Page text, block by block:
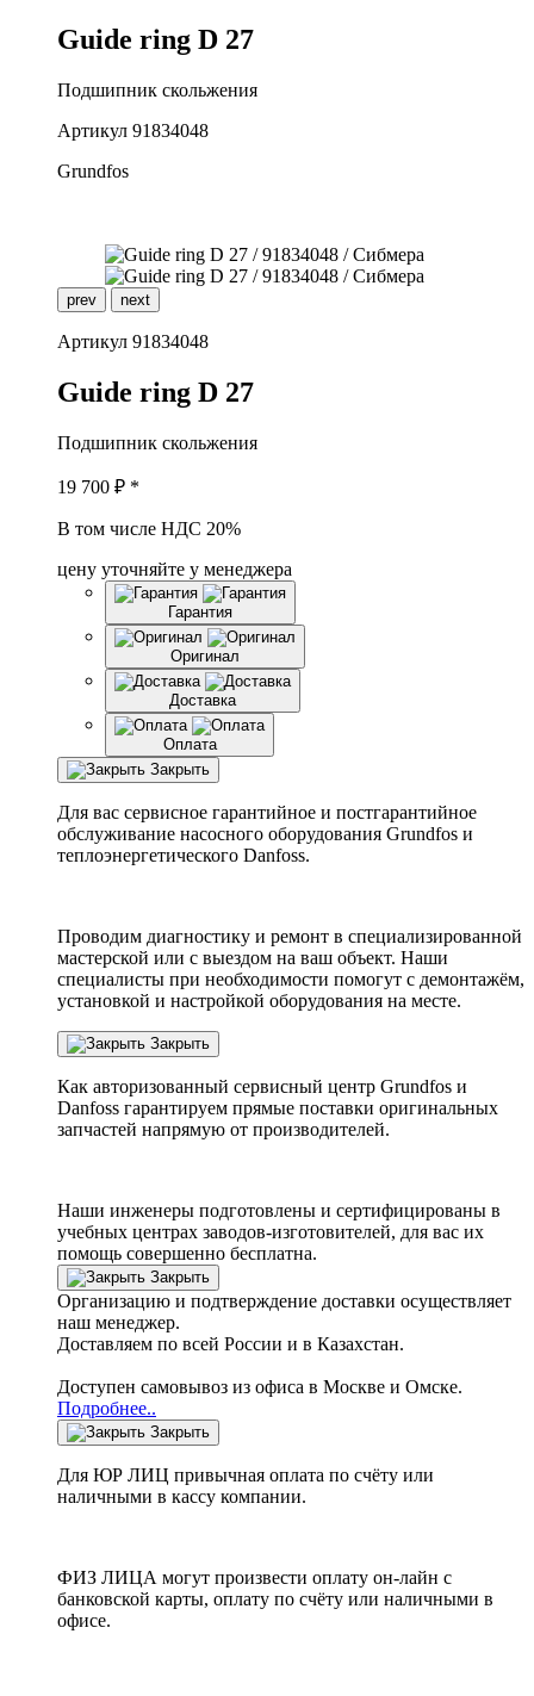
Guide ring D 27
Подшипник скольжения
Артикул 91834048
Grundfos
prev next
Артикул 91834048
Guide ring D 27
Подшипник скольжения
19 700 ₽ *
В том числе НДС 20%
цену уточняйте у менеджера
Гарантия
Оригинал
Доставка
Оплата
Закрыть
Для вас сервисное гарантийное и постгарантийное
обслуживание насосного оборудования Grundfos и
теплоэнергетического Danfoss.
Проводим диагностику и ремонт в специализированной
мастерской или с выездом на ваш объект. Наши
специалисты при необходимости помогут с демонтажём,
установкой и настройкой оборудования на месте.
Закрыть
Как авторизованный сервисный центр Grundfos и
Danfoss гарантируем прямые поставки оригинальных
запчастей напрямую от производителей.
Наши инженеры подготовлены и сертифицированы в
учебных центрах заводов-изготовителей, для вас их
помощь совершенно бесплатна.
Закрыть
Организацию и подтверждение доставки осуществляет
наш менеджер.
Доставляем по всей России и в Казахстан.
Доступен самовывоз из офиса в Москве и Омске.
Подробнее..
Закрыть
Для ЮР ЛИЦ привычная оплата по счёту или
наличными в кассу компании.
ФИЗ ЛИЦА могут произвести оплату он-лайн с
банковской карты, оплату по счёту или наличными в
офисе.